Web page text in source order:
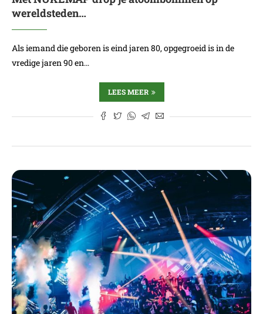
wereldsteden…
Als iemand die geboren is eind jaren 80, opgegroeid is in de
vredige jaren 90 en…
LEES MEER